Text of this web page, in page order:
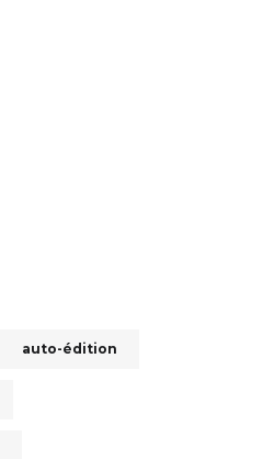
auto-édition